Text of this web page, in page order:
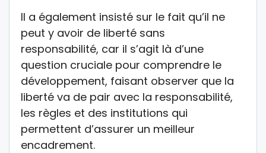
Il a également insisté sur le fait qu’il ne
peut y avoir de liberté sans
responsabilité, car il s’agit là d’une
question cruciale pour comprendre le
développement, faisant observer que la
liberté va de pair avec la responsabilité,
les règles et des institutions qui
permettent d’assurer un meilleur
encadrement.